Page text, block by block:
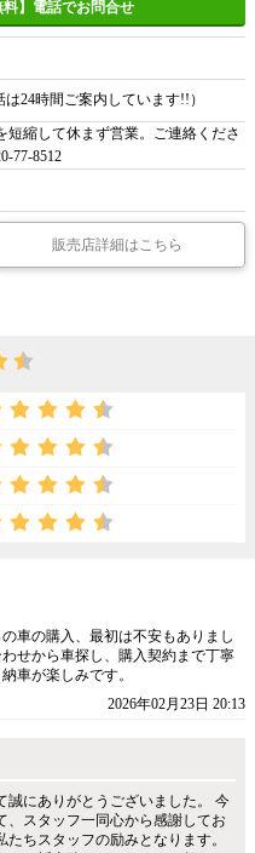
料】電話でお問合せ
は24時間ご案内しています!!）
短縮して休まず営業。ご連絡くださ
77-8512
販売店詳細はこちら
車の購入、最初は不安もありまし
せから車探し、購入契約まで丁寧
車が楽しみです。
2026年02月23日 20:13
誠にありがとうございました。 今
、スタッフ一同心から感謝してお
ちスタッフの励みとなります。